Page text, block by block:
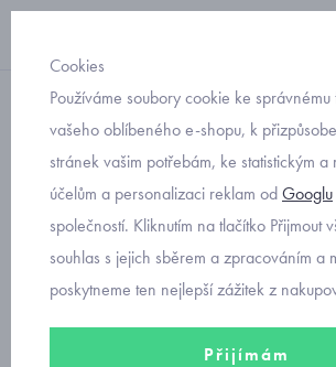
jarní bunda
přechodová
kluky Mayoral
Cookies
Používáme soubory cookie ke
vašeho oblíbeného e-shopu, k
stránek vašim potřebám, ke statistickým a
účelům a personalizaci reklam odGooglu
společností. Kliknutím na tlačítko Přijmout
souhlas s jejich sběrem a zpracováním a
poskytneme ten nejlepší zážitek z
Přijímám